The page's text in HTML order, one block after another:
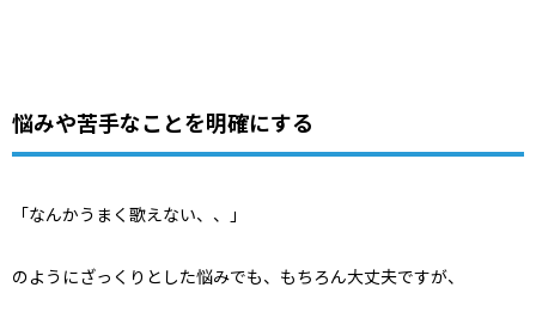
悩みや苦手なことを明確にする
「なんかうまく歌えない、、」
のようにざっくりとした悩みでも、もちろん大丈夫ですが、